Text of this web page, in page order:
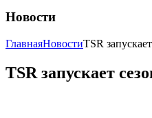
Новости
ГлавнаяНовостиTSR
TSR запускает